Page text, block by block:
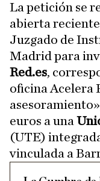
La petición se
abierta
Juzgado de
Madrid para
Red.es,
oficina Acelera
euros a una
(UTE)
vinculada a